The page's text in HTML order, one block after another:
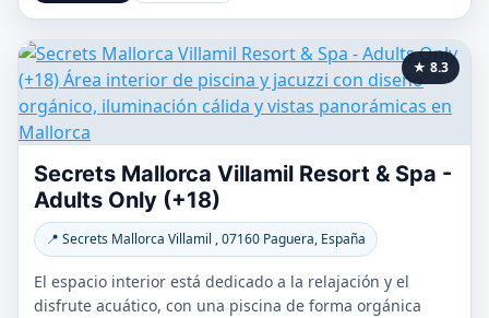
★ 8.3
Secrets Mallorca Villamil Resort & Spa -
Adults Only (+18)
📍 Secrets Mallorca Villamil , 07160 Paguera, España
El espacio interior está dedicado a la relajación y el
disfrute acuático, con una piscina de forma orgánica